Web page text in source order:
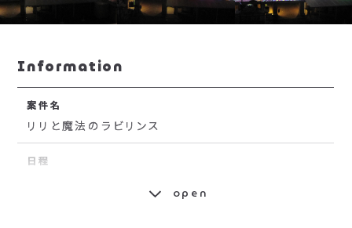
Information
案件名
リリと魔法のラビリンス
日程